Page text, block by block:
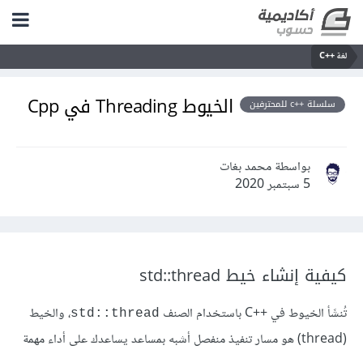
لغة C++‎
سلسلة ++c للمحترفين الخيوط Threading في Cpp
بواسطة محمد بغات
5 سبتمبر 2020
كيفية إنشاء خيط std::thread
تُنشَأ الخيوط في C++‎ باستخدام الصنف std::thread، والخيط
(thread) هو مسار تنفيذ منفصل أشبه بمساعد يساعدك على أداء مهمة